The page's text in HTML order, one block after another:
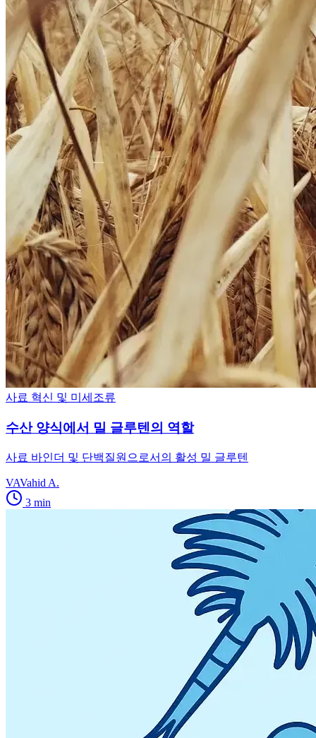
사료 혁신 및 미세조류
수산 양식에서 밀 글루텐의 역할
사료 바인더 및 단백질원으로서의 활성 밀 글루텐
VAVahid A.
3 min